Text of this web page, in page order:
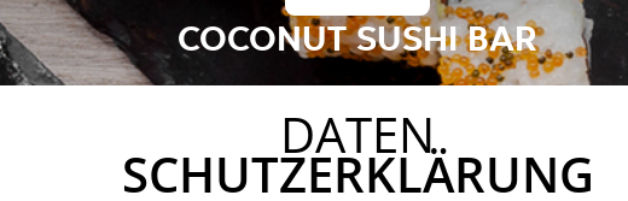
COCONUT SUSHI BAR
DATEN
SCHUTZERKLÄRUNG